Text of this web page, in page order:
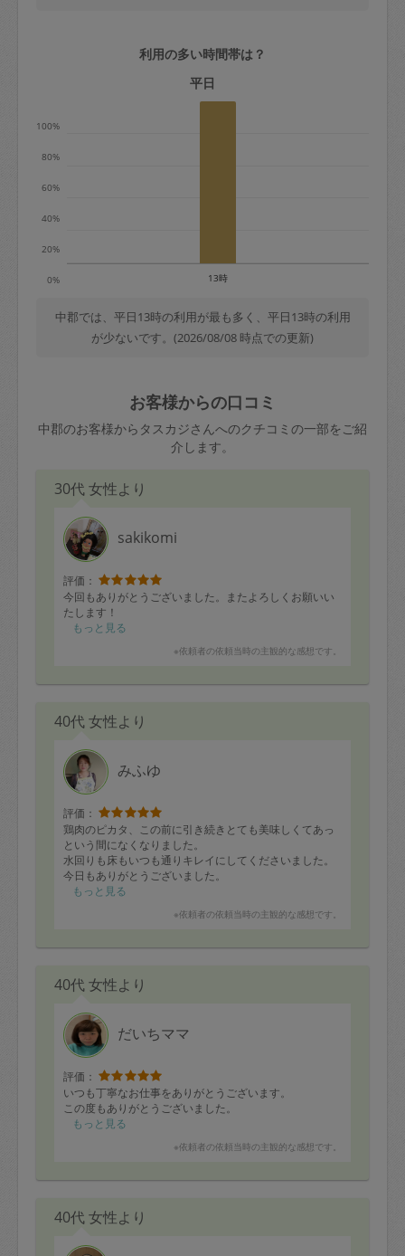
定期契約をキャンセルする場合、毎週定
期は月2回まで隔週定期は月1回までキャ
ンセル料は発生しません。それ以上はキ
定期依頼1回（3時間）の金額とスポット
1回（3時間）依頼した場合の金額の差額
利用の多い時間帯は？
平日
0%
20%
40%
60%
80%
100%
13時
中郡では、平日13時の利用が最も多く、平日13時の利用
が少ないです。(2026/08/08 時点での更新)
お客様からの口コミ
中郡のお客様からタスカジさんへのクチコミの一部をご紹
介します。
30代 女性より
sakikomi
評価：
今回もありがとうございました。またよろしくお願いい
たします！
もっと見る
※依頼者の依頼当時の主観的な感想です。
40代 女性より
みふゆ
評価：
鶏肉のピカタ、この前に引き続きとても美味しくてあっ
という間になくなりました。
水回りも床もいつも通りキレイにしてくださいました。
今日もありがとうございました。
もっと見る
※依頼者の依頼当時の主観的な感想です。
40代 女性より
だいちママ
評価：
いつも丁寧なお仕事をありがとうございます。
この度もありがとうございました。
もっと見る
※依頼者の依頼当時の主観的な感想です。
40代 女性より